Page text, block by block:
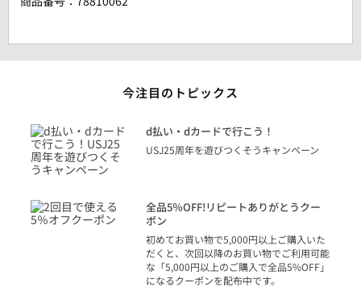
今注目のトピックス
d払い・dカードで行こう！
USJ25周年を遊びつくそうキャンペーン
全品5％OFF!リピートありがとうクー
ポン
初めてお買い物で5,000円以上ご購入いた
だくと、次回以降のお買い物でご利用可能
な「5,000円以上のご購入で全品5%OFF」
になるクーポンを配布中です。